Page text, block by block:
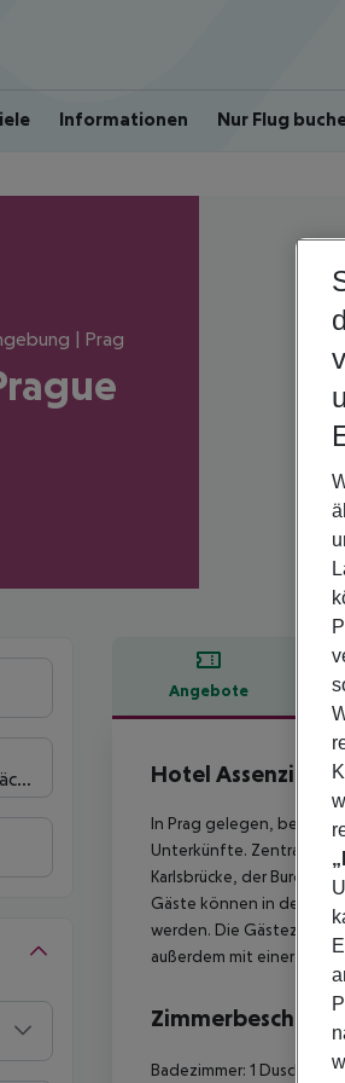
Informationen Nur Flug
| Prag
Angebote
Hotel Assenzio
In Prag gelegen,
Unterkünfte. Zentral
Karlsbrücke, der Burg
Gäste können in der Bar
werden. Die
außerdem mit einer
Badezimmer: 1 Dusche